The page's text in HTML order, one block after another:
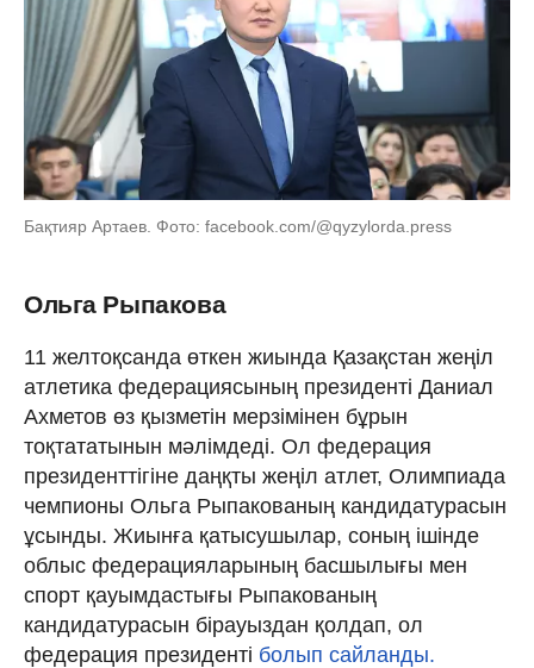
Бақтияр Артаев. Фото: facebook.com/@qyzylorda.press
Ольга Рыпакова
11 желтоқсанда өткен жиында Қазақстан жеңіл
атлетика федерациясының президенті Даниал
Ахметов өз қызметін мерзімінен бұрын
тоқтататынын мәлімдеді. Ол федерация
президенттігіне даңқты жеңіл атлет, Олимпиада
чемпионы Ольга Рыпакованың кандидатурасын
ұсынды. Жиынға қатысушылар, соның ішінде
облыс федерацияларының басшылығы мен
спорт қауымдастығы Рыпакованың
кандидатурасын бірауыздан қолдап, ол
федерация президенті болып сайланды.